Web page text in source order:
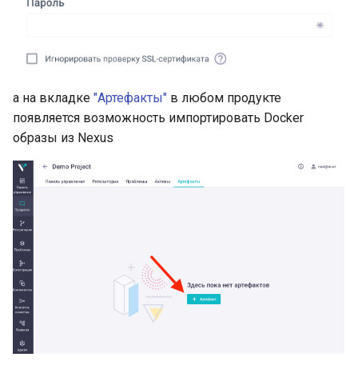
а на вкладке "Артефакты" в любом продукте
появляется возможность импортировать Docker
образы из Nexus